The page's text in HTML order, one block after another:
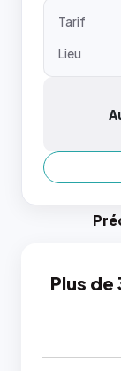
Tarif
Lieu
Plus de